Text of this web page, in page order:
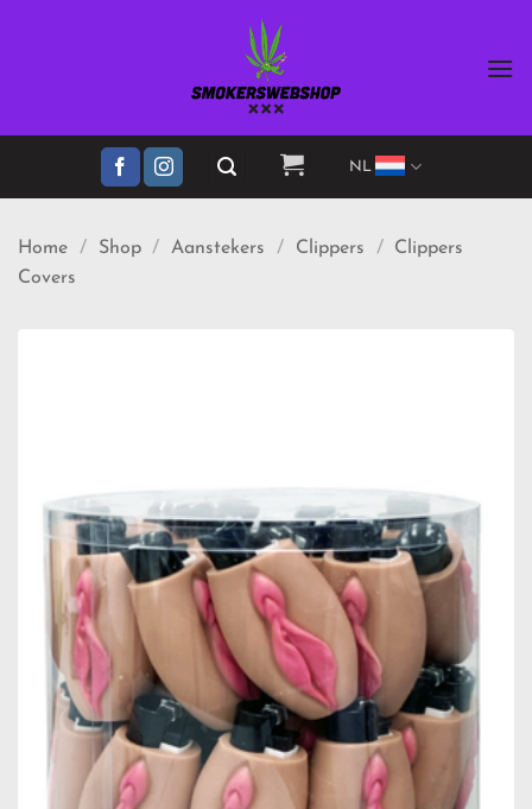
NL
Home / Shop / Aanstekers / Clippers /
Clippers
Covers